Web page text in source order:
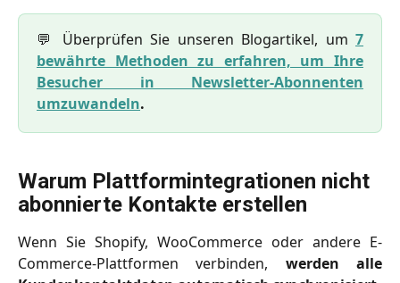
💬 Überprüfen Sie unseren Blogartikel, um 7
bewährte Methoden zu erfahren, um Ihre
Besucher in Newsletter-Abonnenten
umzuwandeln.
Warum Plattformintegrationen nicht
abonnierte Kontakte erstellen
Wenn Sie Shopify, WooCommerce oder andere E-
Commerce-Plattformen verbinden, werden alle